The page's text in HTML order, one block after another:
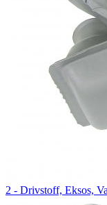
2 - Drivstoff, Eksos,